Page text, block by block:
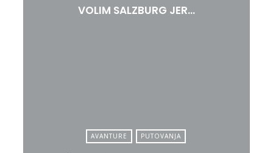
VOLIM SALZBURG JER…
AVANTURE PUTOVANJA